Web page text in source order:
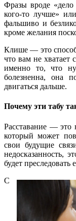
Фразы вроде
кого-то лучше»
фальшиво и
кроме желания
Клише — это
что вам не хватает
именно то, что
болезненна, она
двигаться дальше.
Почему эти табу
Расставание — это
который может
свои будущие
недосказанность,
будет преследовать
С